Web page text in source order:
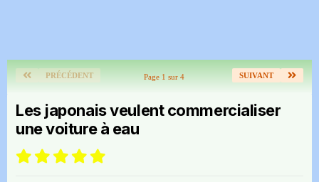
PRÉCÉDENT SUIVANT
Page 1 sur 4
Les japonais veulent commercialiser
une voiture à eau